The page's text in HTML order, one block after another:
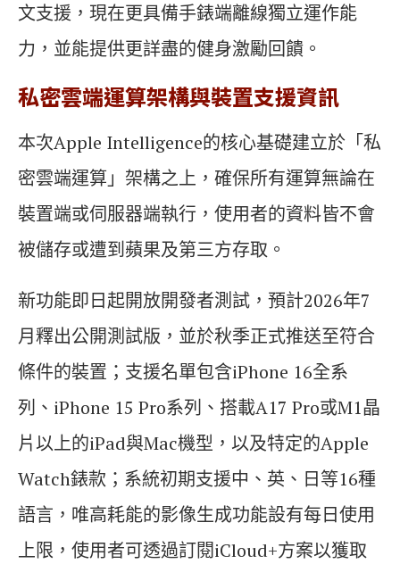
文支援，現在更具備手錶端離線獨立運作能
力，並能提供更詳盡的健身激勵回饋。
私密雲端運算架構與裝置支援資訊
本次Apple Intelligence的核心基礎建立於「私
密雲端運算」架構之上，確保所有運算無論在
裝置端或伺服器端執行，使用者的資料皆不會
被儲存或遭到蘋果及第三方存取。
新功能即日起開放開發者測試，預計2026年7
月釋出公開測試版，並於秋季正式推送至符合
條件的裝置；支援名單包含iPhone 16全系
列、iPhone 15 Pro系列、搭載A17 Pro或M1晶
片以上的iPad與Mac機型，以及特定的Apple
Watch錶款；系統初期支援中、英、日等16種
語言，唯高耗能的影像生成功能設有每日使用
上限，使用者可透過訂閱iCloud+方案以獲取